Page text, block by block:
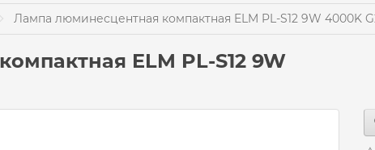
Лампа люминесцентная компактная ELM PL-S12 9W 4000K
ELM PL-S12 9W